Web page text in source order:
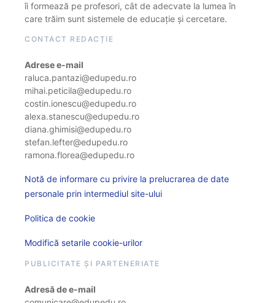
îi formează pe profesori, cât de adecvate la lumea în
care trăim sunt sistemele de educație și cercetare.
CONTACT REDACȚIE
Adrese e-mail
raluca.pantazi@edupedu.ro
mihai.peticila@edupedu.ro
costin.ionescu@edupedu.ro
alexa.stanescu@edupedu.ro
diana.ghimisi@edupedu.ro
stefan.lefter@edupedu.ro
ramona.florea@edupedu.ro
Notă de informare cu privire la prelucrarea de date
personale prin intermediul site-ului
Politica de cookie
Modifică setarile cookie-urilor
PUBLICITATE ȘI PARTENERIATE
Adresă de e-mail